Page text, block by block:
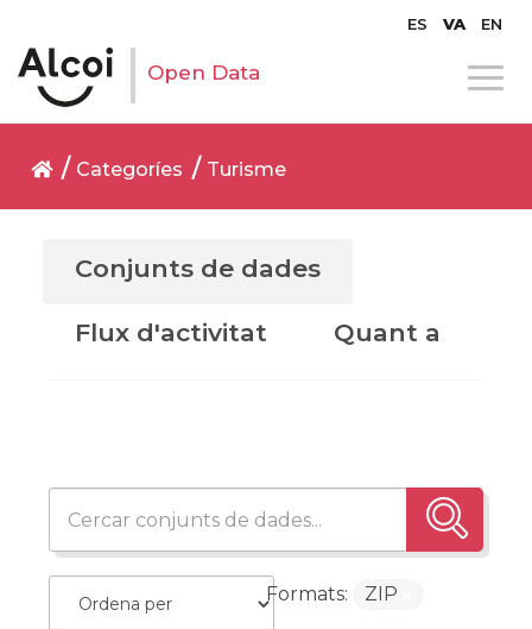
ES VA EN
Open Data
Categoríes Turisme
Conjunts de dades
Flux d'activitat Quant a
Formats: ZIP